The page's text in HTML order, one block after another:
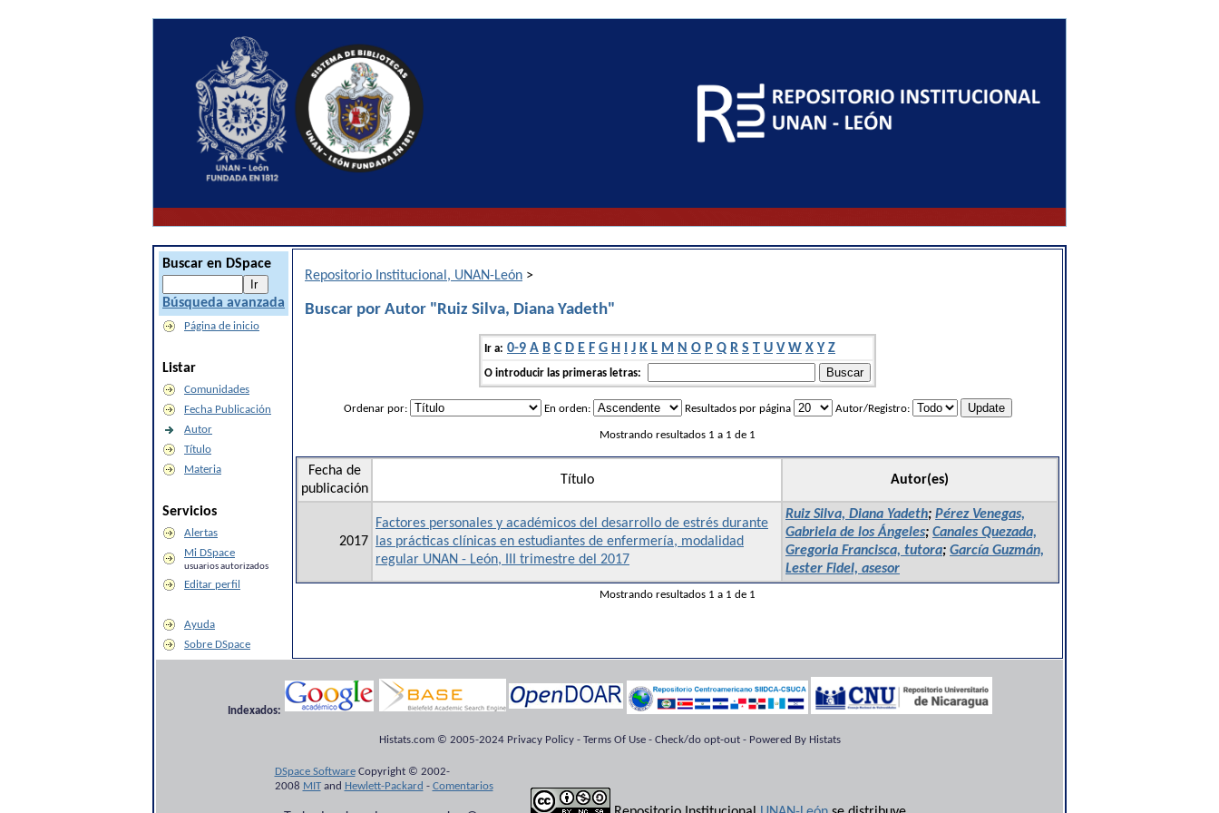
Buscar en DSpace
Búsqueda avanzada
Página de inicio
Listar
Comunidades
Fecha Publicación
Autor
Título
Materia
Servicios
Alertas
Mi DSpace
usuarios autorizados
Editar perfil
Ayuda
Sobre DSpace
Repositorio Institucional, UNAN-León >
Buscar por Autor "Ruiz Silva, Diana Yadeth"
Ir a: 0-9 A B C D E F G H I J K L M N O P Q R S T U V W X Y Z
O introducir las primeras letras:
Ordenar por: En orden: Resultados por página Autor/Registro:
Mostrando resultados 1 a 1 de 1
Fecha de
publicación
Título Autor(es)
2017
Factores personales y académicos del desarrollo de estrés durante
las prácticas clínicas en estudiantes de enfermería, modalidad
regular UNAN - León, III trimestre del 2017
Ruiz Silva, Diana Yadeth; Pérez Venegas,
Gabriela de los Ángeles; Canales Quezada,
Gregoria Francisca, tutora; García Guzmán,
Lester Fidel, asesor
Mostrando resultados 1 a 1 de 1
Indexados:
Histats.com © 2005-2024 Privacy Policy - Terms Of Use - Check/do opt-out - Powered By Histats
DSpace SoftwareCopyright © 2002-
2008 MITand Hewlett-Packard - Comentarios